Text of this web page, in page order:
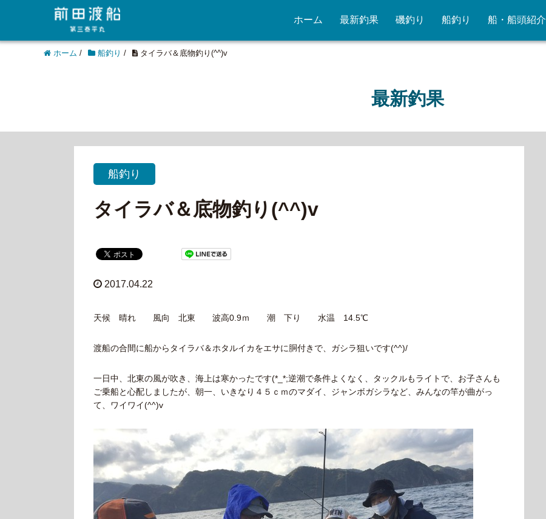
ホーム 最新釣果 磯釣り 船釣り 船・船頭紹介
ホーム / 船釣り / タイラバ＆底物釣り(^^)v
最新釣果
船釣り
タイラバ＆底物釣り(^^)v
2017.04.22
天候 晴れ 風向 北東 波高0.9ｍ 潮 下り 水温 14.5℃
渡船の合間に船からタイラバ＆ホタルイカをエサに胴付きで、ガシラ狙いです(^^)/
一日中、北東の風が吹き、海上は寒かったです(*_*;逆潮で条件よくなく、タックルもライトで、お子さんも
ご乗船と心配しましたが、朝一、いきなり４５ｃｍのマダイ、ジャンボガシラなど、みんなの竿が曲がっ
て、ワイワイ(^^)v